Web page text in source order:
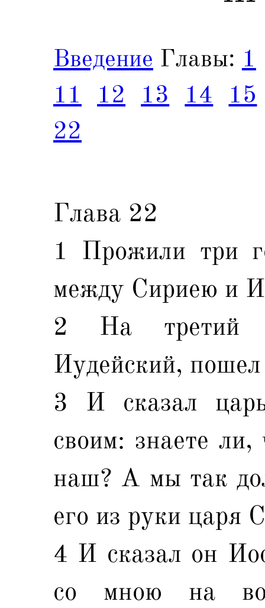
Введение Главы: 1
11
12 13 14
15
22
Глава 22
1 Прожили три
между Сириею и
2 На третий
Иудейский,
3 И сказал
своим: знаете
наш? А мы так
его из руки царя
4 И сказал он
со мною на